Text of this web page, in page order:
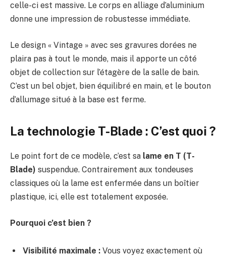
celle-ci est massive. Le corps en alliage d’aluminium
donne une impression de robustesse immédiate.
Le design « Vintage » avec ses gravures dorées ne
plaira pas à tout le monde, mais il apporte un côté
objet de collection sur l’étagère de la salle de bain.
C’est un bel objet, bien équilibré en main, et le bouton
d’allumage situé à la base est ferme.
La technologie T-Blade : C’est quoi ?
Le point fort de ce modèle, c’est sa lame en T (T-
Blade) suspendue. Contrairement aux tondeuses
classiques où la lame est enfermée dans un boîtier
plastique, ici, elle est totalement exposée.
Pourquoi c’est bien ?
Visibilité maximale : Vous voyez exactement où